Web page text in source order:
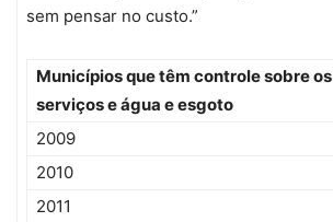
sem pensar no custo.”
Municípios que têm controle sobre os
serviços e água e esgoto
2009
2010
2011